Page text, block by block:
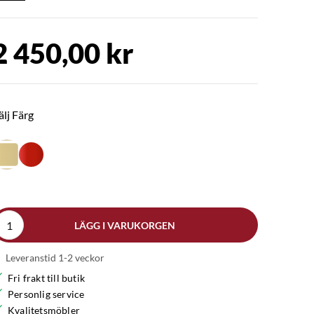
450,00 kr
Färg
LÄGG I VARUKORGEN
Leveranstid 1-2 veckor
Fri frakt till butik
Personlig service
Kvalitetsmöbler